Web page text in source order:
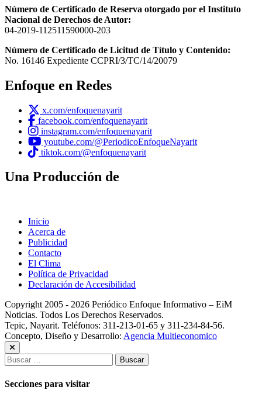
Número de Certificado de Reserva otorgado por el Instituto
Nacional de Derechos de Autor:
04-2019-112511590000-203
Número de Certificado de Licitud de Título y Contenido:
No. 16146 Expediente CCPRI/3/TC/14/20079
Enfoque en Redes
x.com/enfoquenayarit
facebook.com/enfoquenayarit
instagram.com/enfoquenayarit
youtube.com/@PeriodicoEnfoqueNayarit
tiktok.com/@enfoquenayarit
Una Producción de
Inicio
Acerca de
Publicidad
Contacto
El Clima
Política de Privacidad
Declaración de Accesibilidad
Copyright 2005 - 2026 Periódico Enfoque Informativo – EiM
Noticias. Todos Los Derechos Reservados.
Tepic, Nayarit. Teléfonos: 311-213-01-65 y 311-234-84-56.
Concepto, Diseño y Desarrollo: Agencia Multieconomico
Buscar:
Secciones para visitar